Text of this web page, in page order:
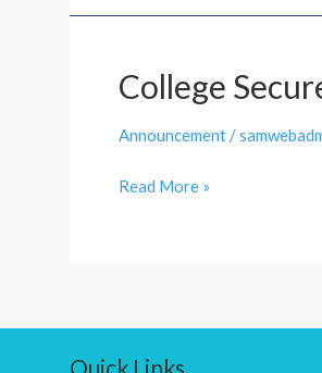
समर्थ
माध्यम
College
Announcement/
College
C
by
Read More »
Quick Links